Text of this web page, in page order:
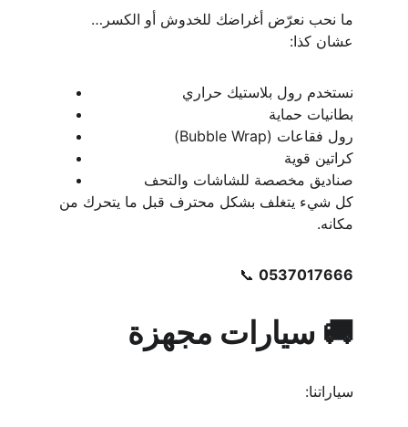
ما نحب نعرّض أغراضك للخدوش أو الكسر…
عشان كذا:
نستخدم رول بلاستيك حراري
بطانيات حماية
رول فقاعات (Bubble Wrap)
كراتين قوية
صناديق مخصصة للشاشات والتحف
كل شيء يتغلف بشكل محترف قبل ما يتحرك من
مكانه.
📞 0537017666
🚚 سيارات مجهزة
سياراتنا: